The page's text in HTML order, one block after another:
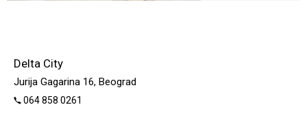
Delta City
Jurija Gagarina 16, Beograd
064 858 0261